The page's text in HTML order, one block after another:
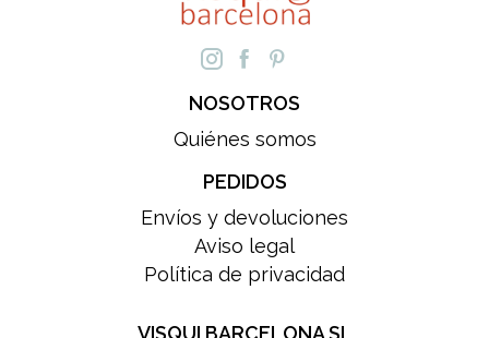
NOSOTROS
Quiénes somos
PEDIDOS
Envíos y devoluciones
Aviso legal
Política de privacidad
VISQUI BARCELONA SL